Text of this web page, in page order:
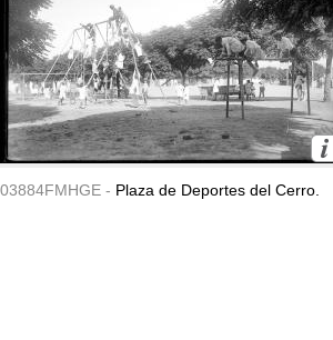
03884FMHGE - Plaza de Deportes del Cerro.